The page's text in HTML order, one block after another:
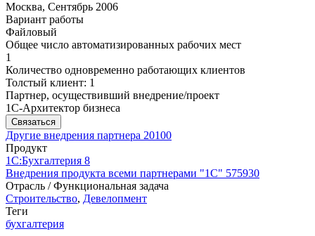
Москва, Сентябрь 2006
Вариант работы
Файловый
Общее число автоматизированных рабочих мест
1
Количество одновременно работающих клиентов
Толстый клиент: 1
Партнер, осуществивший внедрение/проект
1С-Архитектор бизнеса
Связаться
Другие внедрения партнера 20100
Продукт
1С:Бухгалтерия 8
Внедрения продукта всеми партнерами "1С" 575930
Отрасль / Функциональная задача
Строительство, Девелопмент
Теги
бухгалтерия